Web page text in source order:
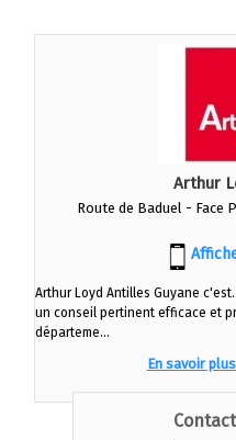
Arthur
Route de Baduel - Face
Arthur Loyd Antilles Guyane
un conseil pertinent efficace et
départeme...
En savoir